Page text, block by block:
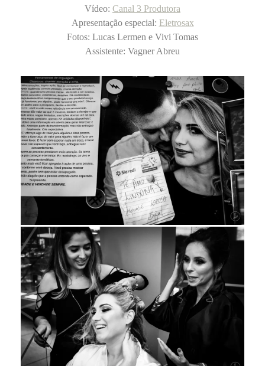
Vídeo: Canal 3 Produtora
Apresentação especial: Eletrosax
Fotos: Lucas Lermen e Vivi Tomas
Assistente: Vagner Abreu